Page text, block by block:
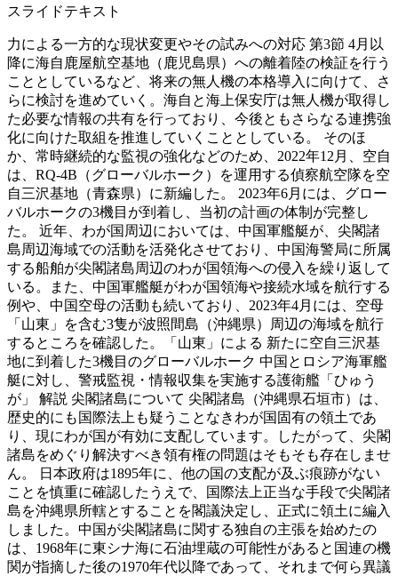
スライドテキスト
力による一方的な現状変更やその試みへの対応 第3節 4月以
降に海自鹿屋航空基地（鹿児島県）への離着陸の検証を行う
こととしているなど、将来の無人機の本格導入に向けて、さ
らに検討を進めていく。海自と海上保安庁は無人機が取得し
た必要な情報の共有を行っており、今後ともさらなる連携強
化に向けた取組を推進していくこととしている。 そのほ
か、常時継続的な監視の強化などのため、2022年12月、空自
は、RQ-4B（グローバルホーク）を運用する偵察航空隊を空
自三沢基地（青森県）に新編した。 2023年6月には、グロー
バルホークの3機目が到着し、当初の計画の体制が完整し
た。 近年、わが国周辺においては、中国軍艦艇が、尖閣諸
島周辺海域での活動を活発化させており、中国海警局に所属
する船舶が尖閣諸島周辺のわが国領海への侵入を繰り返して
いる。また、中国軍艦艇がわが国領海や接続水域を航行する
例や、中国空母の活動も続いており、2023年4月には、空母
「山東」を含む3隻が波照間島（沖縄県）周辺の海域を航行
するところを確認した。「山東」による 新たに空自三沢基
地に到着した3機目のグローバルホーク 中国とロシア海軍艦
艇に対し、警戒監視・情報収集を実施する護衛艦「ひゅう
が」 解説 尖閣諸島について 尖閣諸島（沖縄県石垣市）は、
歴史的にも国際法上も疑うことなきわが国固有の領土であ
り、現にわが国が有効に支配しています。したがって、尖閣
諸島をめぐり解決すべき領有権の問題はそもそも存在しませ
ん。 日本政府は1895年に、他の国の支配が及ぶ痕跡がない
ことを慎重に確認したうえで、国際法上正当な手段で尖閣諸
島を沖縄県所轄とすることを閣議決定し、正式に領土に編入
しました。中国が尖閣諸島に関する独自の主張を始めたの
は、1968年に東シナ海に石油埋蔵の可能性があると国連の機
関が指摘した後の1970年代以降であって、それまで何ら異議